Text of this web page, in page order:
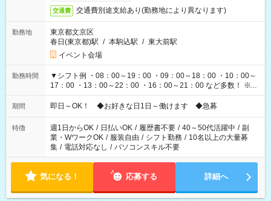
交通費 交通費別途支給あり(勤務地により異なります)
勤務地
東京都文京区
春日(東京都)駅 / 本駒込駅 / 東大前駅
イベント会場
勤務時間
▼シフト例 ・08：00～19：00 ・09：00～18：00 ・10：00～
17：00 ・13：00～22：00 ・16：00～21：00 など多数！ ※お
仕事により勤務時間が異なります
期間 即日～OK！ ◆お好きな日1日～働けます ◆急募
特徴 週1日からOK / 日払いOK / 履歴書不要 / 40～50代活躍中 / 副
業・WワークOK / 服装自由 / シフト勤務 / 10名以上の大量募
集 / 電話対応なし / パソコンスキル不要
気になる！ 応募する 詳細へ